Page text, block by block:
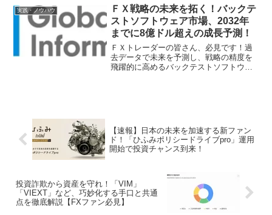
ク）」がリリースされました。チャート
リプレイ、トレード記録、AI分析が一つ
になったこのWebツールは、あなたのト
レードを次のレベルへと導くでしょう。
実践・ノウハウ
ＦＸ戦略の未来を拓く！バックテ
ストソフトウェア市場、2032年
までに8億ドル超えの成長予測！
ＦＸトレーダーの皆さん、必見です！過
去データで未来を予測し、戦略の精度を
飛躍的に高めるバックテストソフトウェ
【速報】日本の未来を加速する新ファン
ド！「ひふみポリシードライブpro」運用
開始で投資チャンス到来！
投資詐欺から資産を守れ！「VIM」
「VIEXT」など、巧妙化する手口と共通
点を徹底解説【FXファン必見】